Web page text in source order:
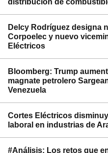
distribución de
Delcy Rodríguez designa
Corpoelec y nuevo
Eléctricos
Bloomberg: Trump
magnate petrolero
Venezuela
Cortes Eléctricos
laboral en industrias de
#Análisis: Los retos que